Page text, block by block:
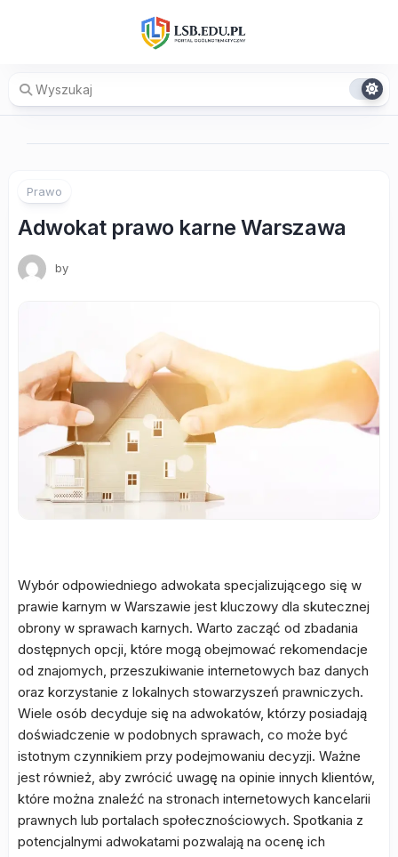
Prawo
Adwokat prawo karne Warszawa
by
Wybór odpowiedniego adwokata specjalizującego się w
prawie karnym w Warszawie jest kluczowy dla skutecznej
obrony w sprawach karnych. Warto zacząć od zbadania
dostępnych opcji, które mogą obejmować rekomendacje
od znajomych, przeszukiwanie internetowych baz danych
oraz korzystanie z lokalnych stowarzyszeń prawniczych.
Wiele osób decyduje się na adwokatów, którzy posiadają
doświadczenie w podobnych sprawach, co może być
istotnym czynnikiem przy podejmowaniu decyzji. Ważne
jest również, aby zwrócić uwagę na opinie innych klientów,
które można znaleźć na stronach internetowych kancelarii
prawnych lub portalach społecznościowych. Spotkania z
potencjalnymi adwokatami pozwalają na ocenę ich